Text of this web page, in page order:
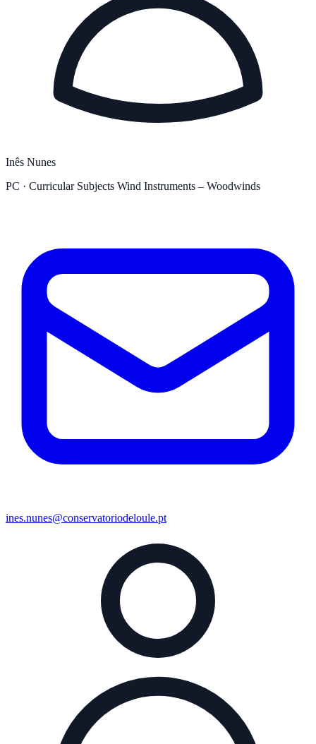
Inês Nunes
PC · Curricular Subjects Wind Instruments – Woodwinds
ines.nunes@conservatoriodeloule.pt